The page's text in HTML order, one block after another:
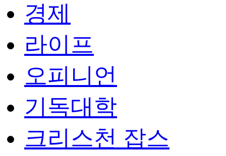
경제
라이프
오피니언
기독대학
크리스천 잡스